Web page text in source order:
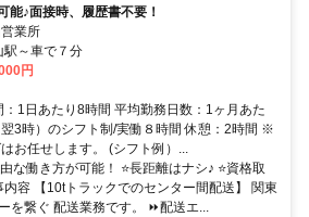
能♪面接時、履歴書不要！
業所
駅～車で７分
円
1日あたり8時間 平均勤務日数：1ヶ月あた
3時）のシフト制/実働８時間 休憩：2時間 ※
お任せします。 (シフト例）...
な働き方が可能！ ⭐長距離はナシ♪ ⭐資格取
容 【10tトラックでのセンター間配送】 関東
を繋ぐ 配送業務です。 ⏩配送エ...